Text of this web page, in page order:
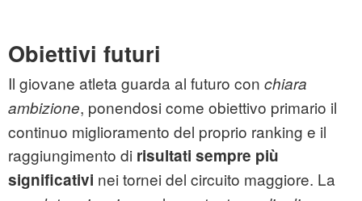
Obiettivi futuri
Il giovane atleta guarda al futuro con chiara
ambizione, ponendosi come obiettivo primario il
continuo miglioramento del proprio ranking e il
raggiungimento di risultati sempre più
significativi nei tornei del circuito maggiore. La